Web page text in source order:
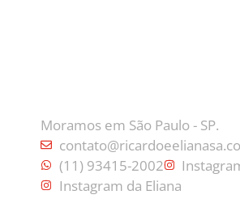
Moramos em São Paulo - SP.
(11) 93415-2002
Instagram da Eliana